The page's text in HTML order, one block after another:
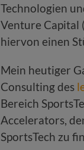
Technologien
Venture Capital
hiervon einen
Mein heutiger
Consulting des
Bereich
Accelerators,
SportsTech zu